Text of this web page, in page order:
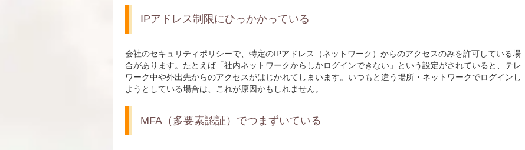
IPアドレス制限にひっかかっている
会社のセキュリティポリシーで、特定のIPアドレス（ネットワーク）からのアクセスのみを許可している場
合があります。たとえば「社内ネットワークからしかログインできない」という設定がされていると、テレ
ワーク中や外出先からのアクセスがはじかれてしまいます。いつもと違う場所・ネットワークでログインし
ようとしている場合は、これが原因かもしれません。
MFA（多要素認証）でつまずいている